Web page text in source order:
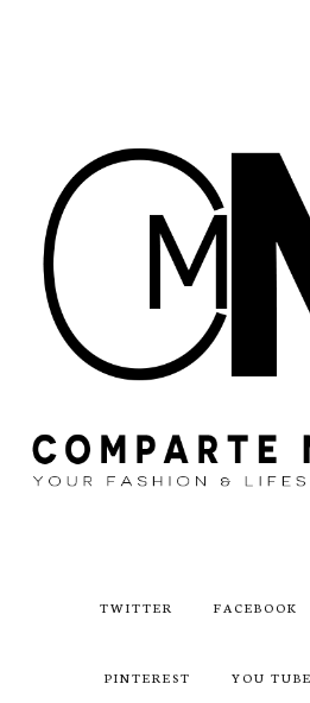
TWITTER FACEBOOK
PINTEREST YOU TUBE